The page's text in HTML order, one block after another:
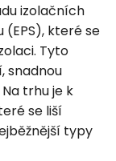
izolačních
které se
Tyto
snadnou
trhu je k
se liší
typy